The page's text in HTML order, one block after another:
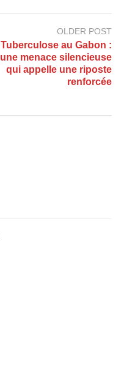
OLDER POST
Tuberculose au Gabon :
une menace silencieuse
qui appelle une riposte
renforcée